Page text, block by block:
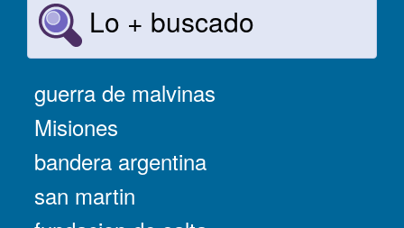
Lo + buscado
guerra de malvinas
Misiones
bandera argentina
san martin